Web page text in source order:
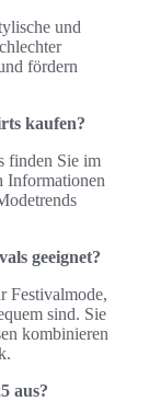
und
fördern
kaufen?
finden Sie im
Informationen
geeignet?
Festivalmode,
sind. Sie
kombinieren
aus?